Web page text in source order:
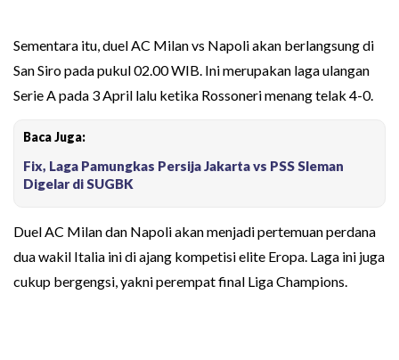
Sementara itu, duel AC Milan vs Napoli akan berlangsung di
San Siro pada pukul 02.00 WIB. Ini merupakan laga ulangan
Serie A pada 3 April lalu ketika Rossoneri menang telak 4-0.
Baca Juga:
Fix, Laga Pamungkas Persija Jakarta vs PSS Sleman
Digelar di SUGBK
Duel AC Milan dan Napoli akan menjadi pertemuan perdana
dua wakil Italia ini di ajang kompetisi elite Eropa. Laga ini juga
cukup bergengsi, yakni perempat final Liga Champions.